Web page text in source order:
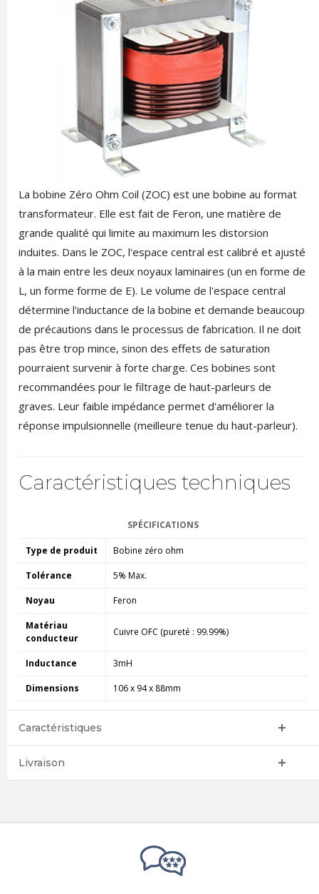
La bobine Zéro Ohm Coil (ZOC) est une bobine au format
transformateur. Elle est fait de Feron, une matière de
grande qualité qui limite au maximum les distorsion
induites. Dans le ZOC, l'espace central est calibré et ajusté
à la main entre les deux noyaux laminaires (un en forme de
L, un forme forme de E). Le volume de l'espace central
détermine l'inductance de la bobine et demande beaucoup
de précautions dans le processus de fabrication. Il ne doit
pas être trop mince, sinon des effets de saturation
pourraient survenir à forte charge. Ces bobines sont
recommandées pour le filtrage de haut-parleurs de
graves. Leur faible impédance permet d'améliorer la
réponse impulsionnelle (meilleure tenue du haut-parleur).
Caractéristiques techniques
SPÉCIFICATIONS
Type de produit Bobine zéro ohm
Tolérance 5% Max.
Noyau Feron
Matériau
conducteur
Cuivre OFC (pureté : 99.99%)
Inductance 3mH
Dimensions 106 x 94 x 88mm
Caractéristiques
Livraison